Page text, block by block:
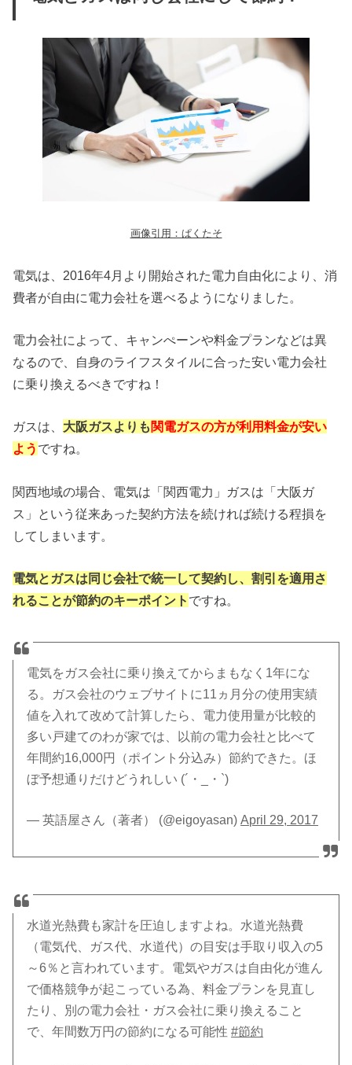
画像引用：ぱくたそ
電気は、2016年4月より開始された電力自由化により、消
費者が自由に電力会社を選べるようになりました。
電力会社によって、キャンぺーンや料金プランなどは異
なるので、自身のライフスタイルに合った安い電力会社
に乗り換えるべきですね！
ガスは、 大阪ガスよりも 関電ガスの方が利用料金が安い
よう ですね。
関西地域の場合、電気は「関西電力」ガスは「大阪ガ
ス」という従来あった契約方法を続ければ続ける程損を
してしまいます。
電気とガスは同じ会社で統一して契約し、割引を適用さ
れることが節約のキーポイント ですね。
電気をガス会社に乗り換えてからまもなく1年にな
る。ガス会社のウェブサイトに11ヵ月分の使用実績
値を入れて改めて計算したら、電力使用量が比較的
多い戸建てのわが家では、以前の電力会社と比べて
年間約16,000円（ポイント分込み）節約できた。ほ
ぼ予想通りだけどうれしい (´・_・`)
— 英語屋さん（著者） (@eigoyasan)April 29, 2017
水道光熱費も家計を圧迫しますよね。水道光熱費
（電気代、ガス代、水道代）の目安は手取り収入の5
～6％と言われています。電気やガスは自由化が進ん
で価格競争が起こっている為、料金プランを見直し
たり、別の電力会社・ガス会社に乗り換えること
で、年間数万円の節約になる可能性#節約